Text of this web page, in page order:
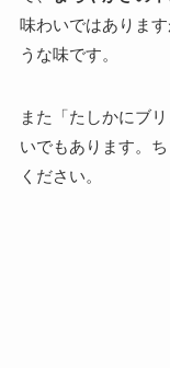
味わいではありま
うな味です。
また「たしかにブ
いでもあります。
ください。